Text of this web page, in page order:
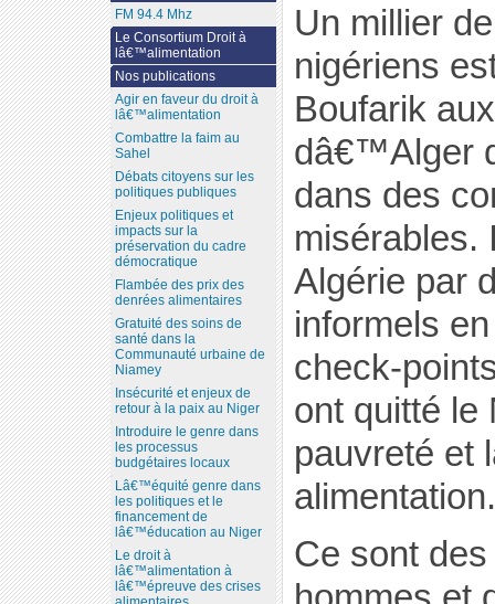
Un millier
nigériens
Boufarik
dâ€™Alger
dans des
misérables.
Algérie par
informels
check-
ont quitté le
pauvreté et
alimentation.
Ce sont
FM 94.4 Mhz
Le Consortium Droit à
lâ€™alimentation
Nos publications
Agir en faveur du droit à
lâ€™alimentation
Combattre la faim au
Sahel
Débats citoyens sur les
politiques publiques
Enjeux politiques et
impacts sur la
préservation du cadre
démocratique
Flambée des prix des
denrées alimentaires
Gratuité des soins de
santé dans la
Communauté urbaine de
Niamey
Insécurité et enjeux de
retour à la paix au Niger
Introduire le genre dans
les processus
budgétaires locaux
Lâ€™équité genre dans
les politiques et le
financement de
lâ€™éducation au Niger
Le droit à
lâ€™alimentation à
lâ€™épreuve des crises